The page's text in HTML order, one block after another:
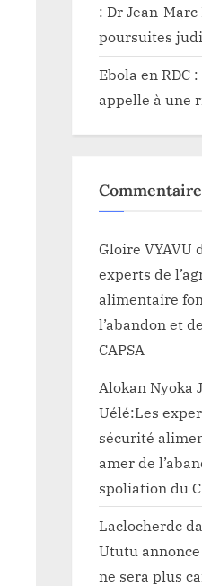
: Dr Jean-
poursuites
Ebola en RDC
appelle à une
Gloire VYAVU
experts de
alimentaire
l’abandon et
CAPSA
Alokan Nyoka
Uélé:Les
sécurité
amer de
spoliation du
Laclocherdc
Ututu
ne sera plus